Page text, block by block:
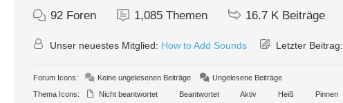
92 Foren 1,085 Themen 16.7 K Beiträge
Unser neuestes Mitglied: How to Add Sounds Letzter Beitrag:
Forum Icons: Keine ungelesenen Beiträge
Ungelesene Beiträge
Thema Icons:
Nicht beantwortet Beantwortet Aktiv Heiß Pinnen